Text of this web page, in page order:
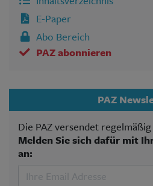
E-Paper
Abo Bereich
PAZ abonnieren
PAZ
Die PAZ versendet
Melden Sie sich dafür mit
an: